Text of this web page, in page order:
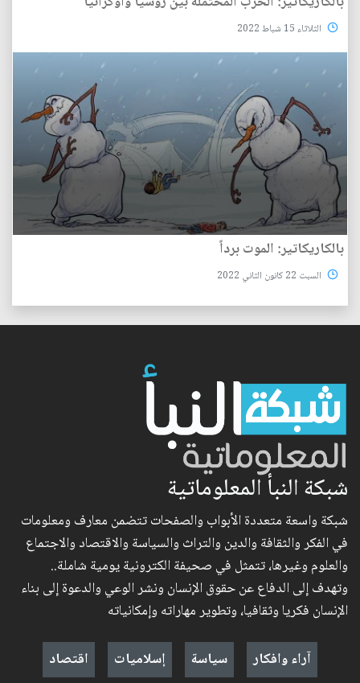
الثلاثاء 15 شباط 2022
بالكاريكاتير: الموت برداً
السبت 22 كانون الثاني 2022
شبكة النبأ المعلوماتية
شبكة واسعة متعددة الأبواب والصفحات تتضمن معارف ومعلومات
في الفكر والثقافة والدين والتراث والسياسة والاقتصاد والاجتماع
والعلوم وغيرها، تتمثل في صحيفة الكترونية يومية شاملة..
وتهدف إلى الدفاع عن حقوق الإنسان ونشر الوعي والدعوة إلى بناء
الإنسان فكريا وثقافيا، وتطوير مهاراته وإمكانياته
آراء وافكار
سياسة إسلاميات اقتصاد